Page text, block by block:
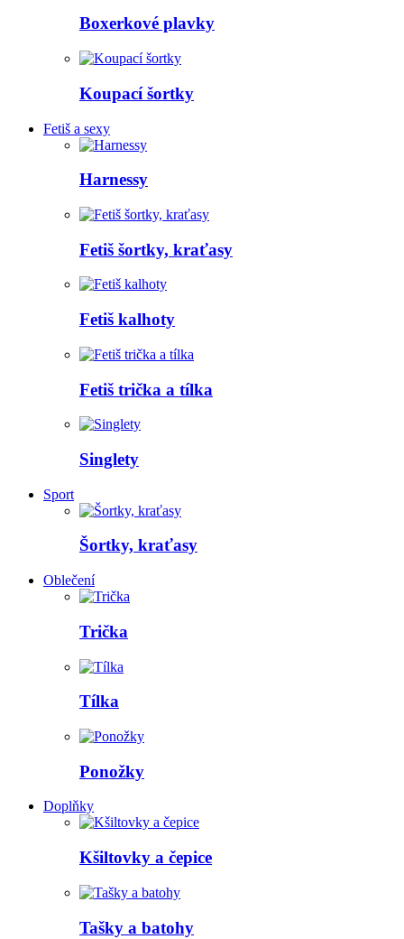
Boxerkové plavky
Koupací šortky
Fetiš a sexy
Harnessy
Fetiš šortky, kraťasy
Fetiš kalhoty
Fetiš trička a tílka
Singlety
Sport
Šortky, kraťasy
Oblečení
Trička
Tílka
Ponožky
Doplňky
Kšiltovky a čepice
Tašky a batohy